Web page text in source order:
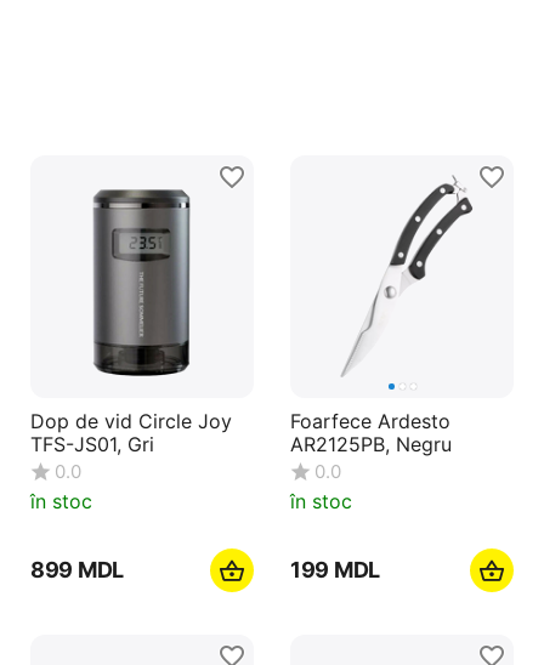
Dop de vid Circle Joy
TFS-JS01, Gri
0.0
în stoc
‍899‍ MDL
Foarfece Ardesto
AR2125PB, Negru
0.0
în stoc
‍199‍ MDL